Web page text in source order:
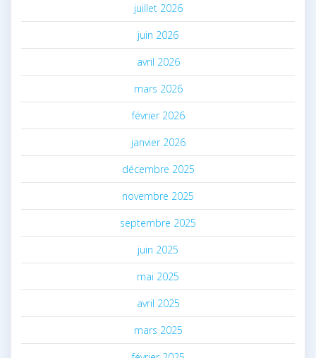
juillet 2026
juin 2026
avril 2026
mars 2026
février 2026
janvier 2026
décembre 2025
novembre 2025
septembre 2025
juin 2025
mai 2025
avril 2025
mars 2025